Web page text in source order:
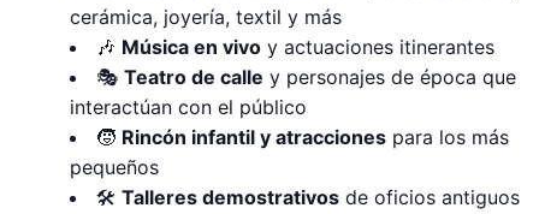
cerámica, joyería, textil y más
🎶 Música en vivo y actuaciones itinerantes
🎭 Teatro de calle y personajes de época que
interactúan con el público
🧒 Rincón infantil y atracciones para los más
pequeños
🛠 Talleres demostrativos de oficios antiguos